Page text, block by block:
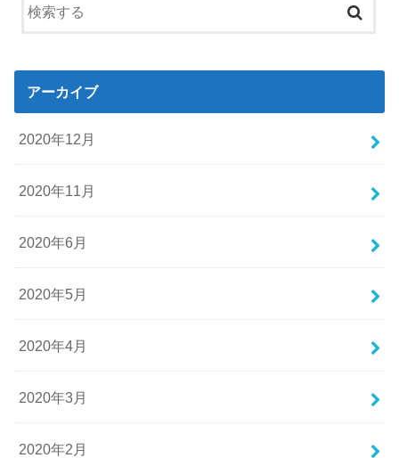
アーカイブ
2020年12月
2020年11月
2020年6月
2020年5月
2020年4月
2020年3月
2020年2月